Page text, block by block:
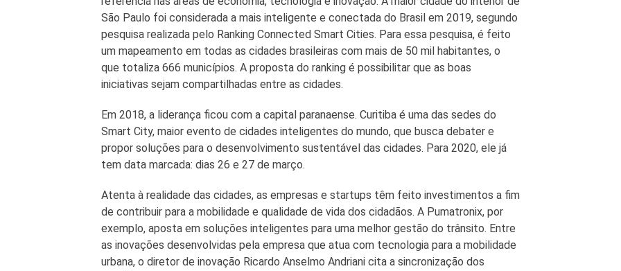
São Paulo foi considerada a mais inteligente e conectada do Brasil em 2019, segundo
pesquisa realizada pelo Ranking Connected Smart Cities. Para essa pesquisa, é feito
um mapeamento em todas as cidades brasileiras com mais de 50 mil habitantes, o
que totaliza 666 municípios. A proposta do ranking é possibilitar que as boas
iniciativas sejam compartilhadas entre as cidades.
Em 2018, a liderança ficou com a capital paranaense. Curitiba é uma das sedes do
Smart City, maior evento de cidades inteligentes do mundo, que busca debater e
propor soluções para o desenvolvimento sustentável das cidades. Para 2020, ele já
tem data marcada: dias 26 e 27 de março.
Atenta à realidade das cidades, as empresas e startups têm feito investimentos a fim
de contribuir para a mobilidade e qualidade de vida dos cidadãos. A Pumatronix, por
exemplo, aposta em soluções inteligentes para uma melhor gestão do trânsito. Entre
as inovações desenvolvidas pela empresa que atua com tecnologia para a mobilidade
urbana, o diretor de inovação Ricardo Anselmo Andriani cita a sincronização dos